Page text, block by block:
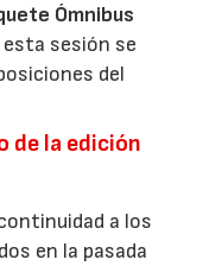
Ómnibus
esta sesión se
del
de la edición
a los
en la pasada